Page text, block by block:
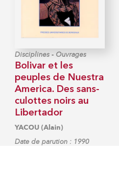
Disciplines - Ouvrages
Bolivar et les
peuples de Nuestra
America. Des sans-
culottes noirs au
Libertador
YACOU (Alain)
Date de parution : 1990